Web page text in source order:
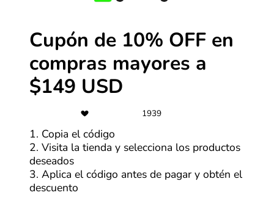
¿Qué pasa si no veo un cupón pero sí ofertas?
1. Encuentra la mejor oferta
Así como con los cupones, al hacer clic en YesStyle,
encontrarás una serie de ofertas en la tienda. Revisa
cada uno y selecciona “Ver oferta” en la que te parezca
más atractiva.
Cupón de 10% OFF en
compras mayores a
$149 USD
1939
1. Copia el código
2. Visita la tienda y selecciona los productos
deseados
3. Aplica el código antes de pagar y obtén el
descuento